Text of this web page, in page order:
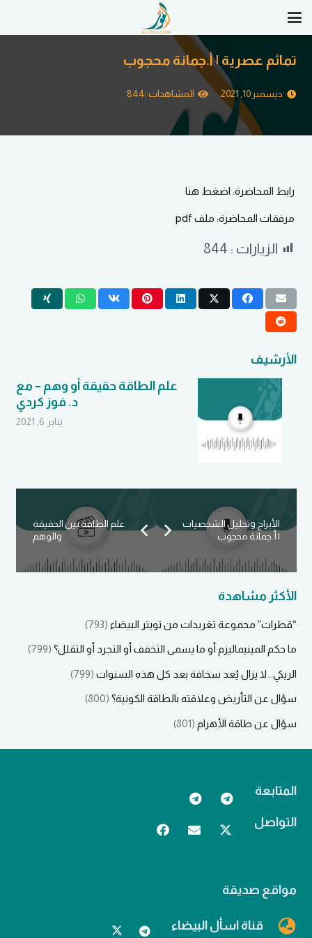
تمائم عصرية | أ.جمانة محجوب
ديسمبر 10, 2021 المشاهدات :844
رابط المحاضرة: اضغط هنا
مرفقات المحاضرة: ملف pdf
الزيارات : 844
الأرشيف
علم الطاقة حقيقة أو وهم – مع
د. فوز كردي
يناير 6, 2021
علم الطاقة بين الحقيقة
والوهم
الأبراج وتحليل الشخصيات
| أ.جمانة محجوب
الأكثر مشاهدة
“قطرات” مجموعة تغريدات من تويتر البيضاء (793)
ما حكم المينيماليزم أو ما يسمى التخفف أو التجرد أو التقلل؟ (799)
الريكي.. لا يزال يُعد سخافة بعد كل هذه السنوات (799)
سؤال عن التأريض وعلاقته بالطاقة الكونية؟ (800)
سؤال عن طاقة الأهرام (801)
المتابعة
التواصل
مواقع صديقة
قناة اسأل البيضاء